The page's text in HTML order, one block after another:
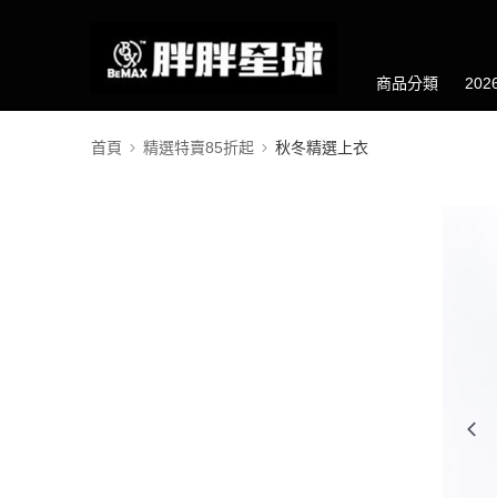
商品分類
首頁 精選特賣85折起 秋冬精選上衣